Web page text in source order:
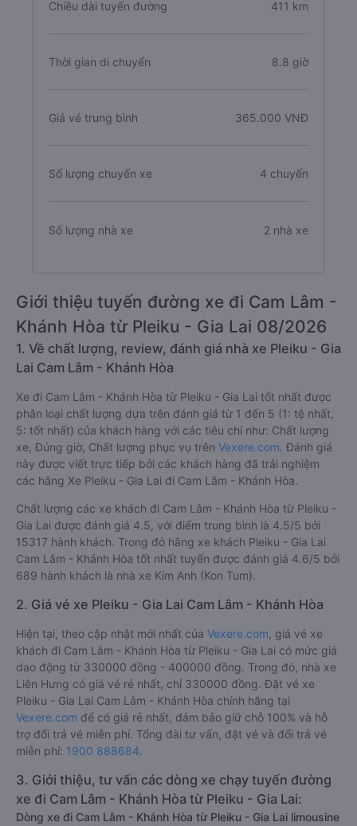
Chiều dài tuyến đường 411 km
Thời gian di chuyển 8.8 giờ
Giá vé trung bình 365.000 VNĐ
Số lượng chuyến xe 4 chuyến
Số lượng nhà xe 2 nhà xe
Giới thiệu tuyến đường xe đi Cam Lâm -
Khánh Hòa từ Pleiku - Gia Lai 08/2026
1. Về chất lượng, review, đánh giá nhà xe Pleiku - Gia
Lai Cam Lâm - Khánh Hòa
Xe đi Cam Lâm - Khánh Hòa từ Pleiku - Gia Lai tốt nhất được
phân loại chất lượng dựa trên đánh giá từ 1 đến 5 (1: tệ nhất,
5: tốt nhất) của khách hàng với các tiêu chí như: Chất lượng
xe, Đúng giờ, Chất lượng phục vụ trên Vexere.com. Đánh giá
này được viết trực tiếp bởi các khách hàng đã trải nghiệm
các hãng Xe Pleiku - Gia Lai đi Cam Lâm - Khánh Hòa.
Chất lượng các xe khách đi Cam Lâm - Khánh Hòa từ Pleiku -
Gia Lai được đánh giá 4.5, với điểm trung bình là 4.5/5 bởi
15317 hành khách. Trong đó hãng xe khách Pleiku - Gia Lai
Cam Lâm - Khánh Hòa tốt nhất tuyến được đánh giá 4.6/5 bởi
689 hành khách là nhà xe Kim Anh (Kon Tum).
2. Giá vé xe Pleiku - Gia Lai Cam Lâm - Khánh Hòa
Hiện tại, theo cập nhật mới nhất của Vexere.com , giá vé xe
khách đi Cam Lâm - Khánh Hòa từ Pleiku - Gia Lai có mức giá
dao động từ 330000 đồng - 400000 đồng. Trong đó, nhà xe
Liên Hưng có giá vé rẻ nhất, chỉ 330000 đồng. Đặt vé xe
Pleiku - Gia Lai Cam Lâm - Khánh Hòa chính hãng tại
Vexere.com để có giá rẻ nhất, đảm bảo giữ chỗ 100% và hỗ
trợ đổi trả vé miễn phí. Tổng đài tư vấn, đặt vé và đổi trả vé
miễn phí: 1900 888684.
3. Giới thiệu, tư vấn các dòng xe chạy tuyến đường
xe đi Cam Lâm - Khánh Hòa từ Pleiku - Gia Lai:
Dòng xe đi Cam Lâm - Khánh Hòa từ Pleiku - Gia Lai limousine